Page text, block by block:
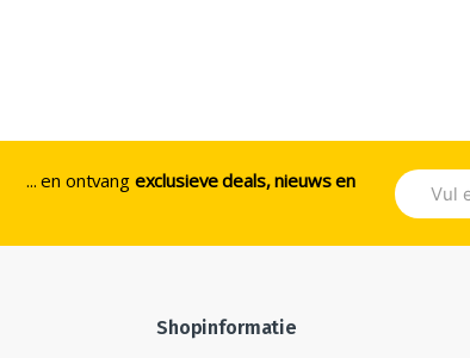
... en ontvang exclusieve deals, nieuws en
Shopinformatie